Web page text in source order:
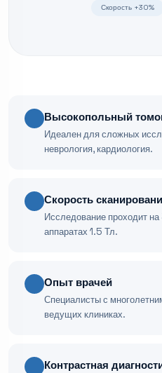
Скорость +30%
Высокопольный
Идеален для сложных
неврология, кардиология.
Скорость
Исследование проходит
аппаратах 1.5 Тл.
Опыт врачей
Специалисты с
ведущих клиниках.
Контрастная